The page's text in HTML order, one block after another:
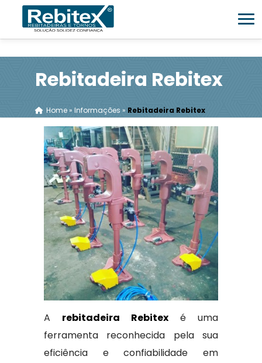
Rebitadeira Rebitex
Home» Informações » Rebitadeira Rebitex
A rebitadeira Rebitex é uma
ferramenta reconhecida pela sua
eficiência e confiabilidade em